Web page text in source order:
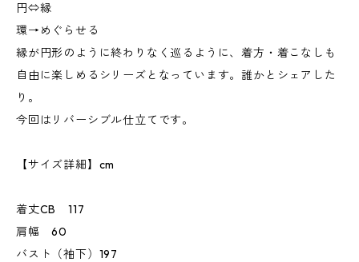
円⇔縁
環→めぐらせる
縁が円形のように終わりなく巡るように、着方・着こなしも
自由に楽しめるシリーズとなっています。誰かとシェアした
り。
今回はリバーシブル仕立てです。
【サイズ詳細】cm
着丈CB 117
肩幅 60
バスト（袖下）197